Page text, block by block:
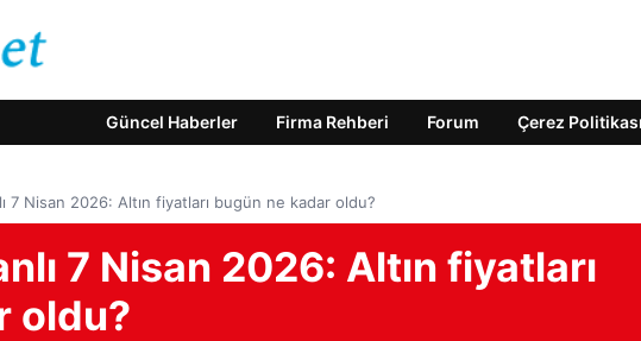
Güncel Haberler Firma Rehberi Forum Çerez Politikası
7 Nisan 2026: Altın fiyatları bugün ne kadar oldu?
7 Nisan 2026: Altın fiyatları
oldu?